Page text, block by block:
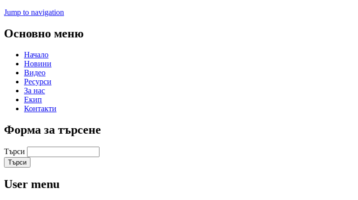
Jump to navigation
Основно меню
Начало
Новини
Видео
Ресурси
За нас
Екип
Контакти
Форма за търсене
Търси
User menu